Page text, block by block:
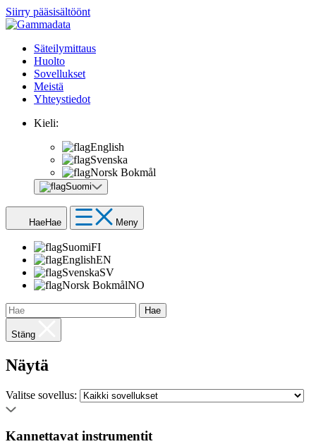
Siirry pääsisältöönt
Säteilymittaus
Huolto
Sovellukset
Meistä
Yhteystiedot
Kieli:
English
Svenska
Norsk Bokmål
Suomi
HaeHae Meny
SuomiFI
EnglishEN
SvenskaSV
Norsk BokmålNO
Hae
Stäng
Näytä
Valitse sovellus:
Kannettavat instrumentit